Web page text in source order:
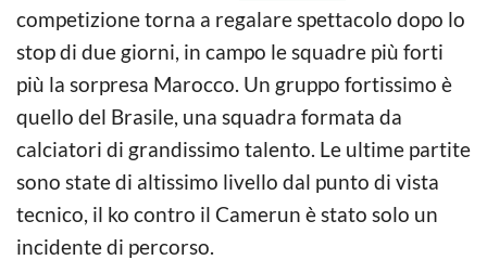
competizione torna a regalare spettacolo dopo lo
stop di due giorni, in campo le squadre più forti
più la sorpresa Marocco. Un gruppo fortissimo è
quello del Brasile, una squadra formata da
calciatori di grandissimo talento. Le ultime partite
sono state di altissimo livello dal punto di vista
tecnico, il ko contro il Camerun è stato solo un
incidente di percorso.